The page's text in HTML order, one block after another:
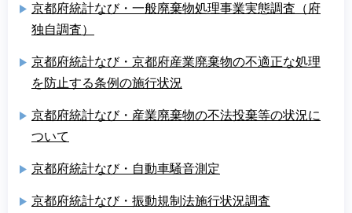
京都府統計なび・一般廃棄物処理事業実態調査（府
独自調査）
京都府統計なび・京都府産業廃棄物の不適正な処理
を防止する条例の施行状況
京都府統計なび・産業廃棄物の不法投棄等の状況に
ついて
京都府統計なび・自動車騒音測定
京都府統計なび・振動規制法施行状況調査